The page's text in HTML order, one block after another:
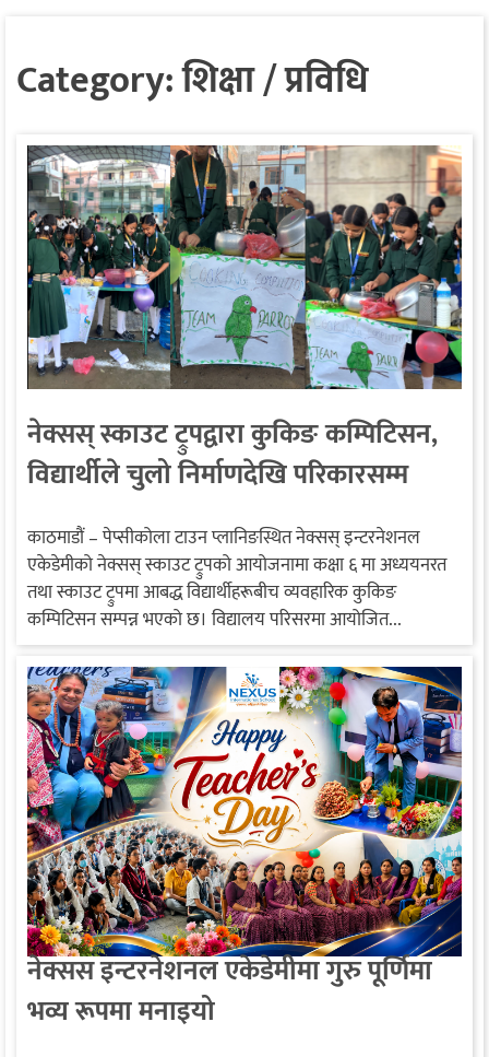
Category:शिक्षा / प्रविधि
नेक्सस् स्काउट ट्रुपद्वारा कुकिङ कम्पिटिसन,
विद्यार्थीले चुलो निर्माणदेखि परिकारसम्म
देखाए व्यवहारिक सीप
काठमाडौं – पेप्सीकोला टाउन प्लानिङस्थित नेक्सस् इन्टरनेशनल
एकेडेमीको नेक्सस् स्काउट ट्रुपको आयोजनामा कक्षा ६ मा अध्ययनरत
तथा स्काउट ट्रुपमा आबद्ध विद्यार्थीहरूबीच व्यवहारिक कुकिङ
कम्पिटिसन सम्पन्न भएको छ। विद्यालय परिसरमा आयोजित...
नेक्सस इन्टरनेशनल एकेडेमीमा गुरु पूर्णिमा
भव्य रूपमा मनाइयो